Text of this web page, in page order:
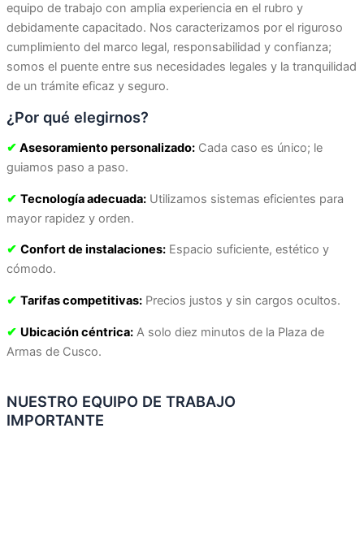
equipo de trabajo con amplia experiencia en el rubro y
debidamente capacitado. Nos caracterizamos por el riguroso
cumplimiento del marco legal, responsabilidad y confianza;
somos el puente entre sus necesidades legales y la tranquilidad
de un trámite eficaz y seguro.
¿Por qué elegirnos?
✔ Asesoramiento personalizado: Cada caso es único; le
guiamos paso a paso.
✔ Tecnología adecuada: Utilizamos sistemas eficientes para
mayor rapidez y orden.
✔ Confort de instalaciones: Espacio suficiente, estético y
cómodo.
✔ Tarifas competitivas: Precios justos y sin cargos ocultos.
✔ Ubicación céntrica: A solo diez minutos de la Plaza de
Armas de Cusco.
NUESTRO EQUIPO DE TRABAJO
IMPORTANTE